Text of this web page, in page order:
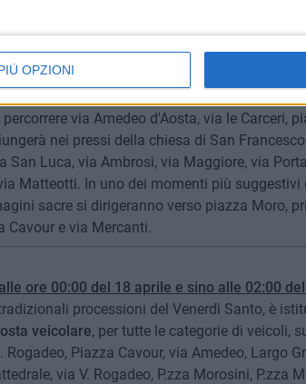
OPZIONI
Moro, quando la città spegne le sue luci per
lungo il perimetro della piazza.
via Amedeo d'Aosta, via le Carceri,
nei pressi della chiesa di San
San Luca, via Ambrosi, via Maggiore, via Porta
Matteotti. In uno dei momenti più suggestivi
sacre si dirigeranno verso piazza Moro,
Cavour e via Mercanti.
ore 00:00 del 18 aprile e sino alle 02:00
processioni del Venerdì Santo, è
veicolare, per tutte le categorie di veicoli,
Piazza Cavour, via Amedeo, Largo
via V. Rogadeo, P.zza Morosini, P.zza